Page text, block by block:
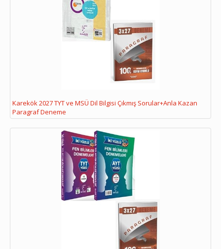
Karekök 2027 TYT ve MSÜ Dil Bilgisi Çıkmış Sorular+Anla Kazan
Paragraf Deneme